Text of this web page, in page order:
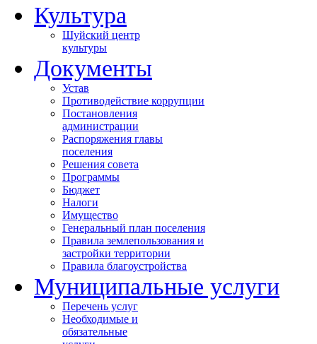
Культура
Шуйский центр
культуры
Документы
Устав
Противодействие коррупции
Постановления
администрации
Распоряжения главы
поселения
Решения совета
Программы
Бюджет
Налоги
Имущество
Генеральный план поселения
Правила землепользования и
застройки территории
Правила благоустройства
Муниципальные услуги
Перечень услуг
Необходимые и
обязательные